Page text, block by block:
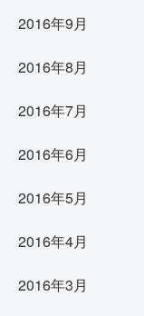
2016年9月
2016年8月
2016年7月
2016年6月
2016年5月
2016年4月
2016年3月